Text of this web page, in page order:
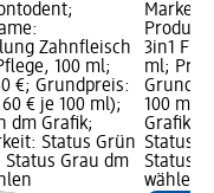
Zahnfleisch
100 ml;
€; Grundpreis:
€ je 100 ml);
dm Grafik;
Status Grün
Status Grau dm
Marke:
3in1
ml;
100 ml);
Grafik;
Status
Status
wählen